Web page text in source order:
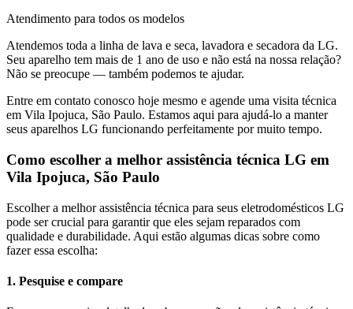
Atendimento para todos os modelos
Atendemos toda a linha de lava e seca, lavadora e secadora da LG.
Seu aparelho tem mais de 1 ano de uso e não está na nossa relação?
Não se preocupe — também podemos te ajudar.
Entre em contato conosco hoje mesmo e agende uma visita técnica
em Vila Ipojuca, São Paulo. Estamos aqui para ajudá-lo a manter
seus aparelhos LG funcionando perfeitamente por muito tempo.
Como escolher a melhor assistência técnica LG em
Vila Ipojuca, São Paulo
Escolher a melhor assistência técnica para seus eletrodomésticos LG
pode ser crucial para garantir que eles sejam reparados com
qualidade e durabilidade. Aqui estão algumas dicas sobre como
fazer essa escolha:
1. Pesquise e compare